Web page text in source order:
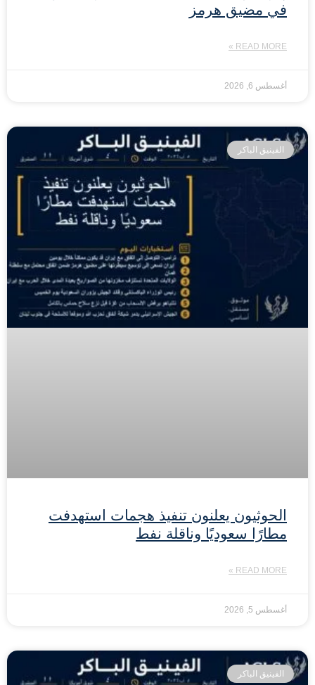
في مضيق هرمز
READ MORE »
أغسطس 6, 2026
الفينيق الباكر
الحوثيون يعلنون تنفيذ هجمات استهدفت
مطارًا سعوديًا وناقلة نفط
READ MORE »
أغسطس 5, 2026
الفينيق الباكر